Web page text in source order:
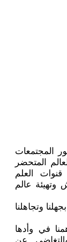
المجتمعات
المتحضر
العلم
وتهيئة عالم
وتجاهلنا
في وأدها